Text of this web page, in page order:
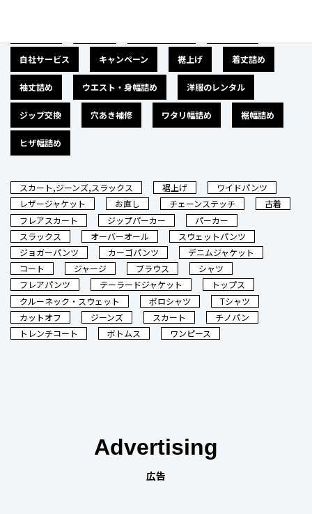
自社サービス キャンペーン 裾上げ 着丈詰め
袖丈詰め ウエスト・身幅詰め 洋服のレンタル
ジップ交換 穴あき補修 ワタリ幅詰め 裾幅詰め
ヒザ幅詰め
スカート,ジーンズ,スラックス 裾上げ
ワイドパンツ
レザージャケット
お直し チェーンステッチ
古着
フレアスカート
ジップパーカー
パーカー
スラックス
オーバーオール
スウェットパンツ
ジョガーパンツ
カーゴパンツ
デニムジャケット
コート
ジャージ ブラウス
シャツ
フレアパンツ
テーラードジャケット
トップス
クルーネック・スウェット
ポロシャツ
Tシャツ
カットオフ
ジーンズ スカート
チノパン
トレンチコート
ボトムス ワンピース
Advertising
広告